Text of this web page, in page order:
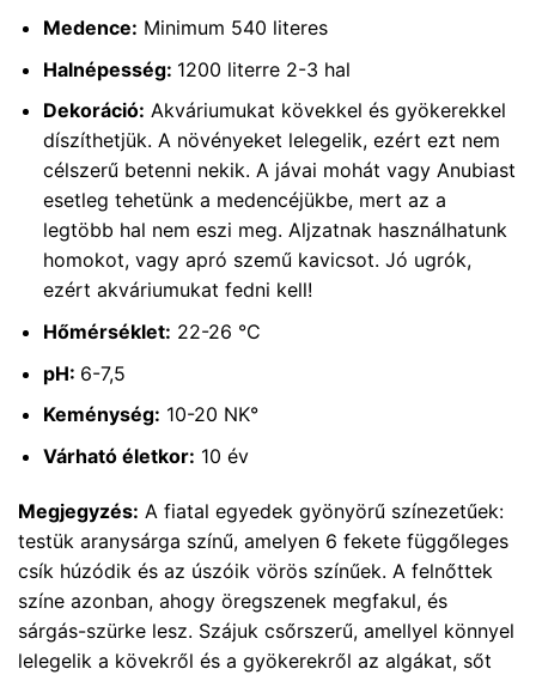
Medence: Minimum 540 literes
Halnépesség: 1200 literre 2-3 hal
Dekoráció: Akváriumukat kövekkel és gyökerekkel
díszíthetjük. A növényeket lelegelik, ezért ezt nem
célszerű betenni nekik. A jávai mohát vagy Anubiast
esetleg tehetünk a medencéjükbe, mert az a
legtöbb hal nem eszi meg. Aljzatnak használhatunk
homokot, vagy apró szemű kavicsot. Jó ugrók,
ezért akváriumukat fedni kell!
Hőmérséklet: 22-26 °C
pH: 6-7,5
Keménység: 10-20 NK°
Várható életkor: 10 év
Megjegyzés: A fiatal egyedek gyönyörű színezetűek:
testük aranysárga színű, amelyen 6 fekete függőleges
csík húzódik és az úszóik vörös színűek. A felnőttek
színe azonban, ahogy öregszenek megfakul, és
sárgás-szürke lesz. Szájuk csőrszerű, amellyel könnyel
lelegelik a kövekről és a gyökerekről az algákat, sőt